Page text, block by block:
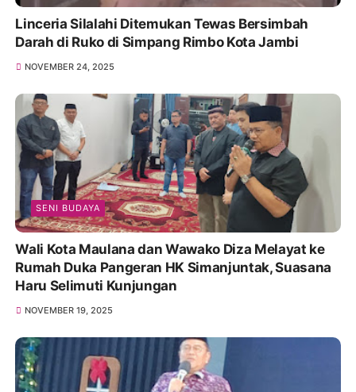
Linceria Silalahi Ditemukan Tewas Bersimbah
Darah di Ruko di Simpang Rimbo Kota Jambi
NOVEMBER 24, 2025
SENI BUDAYA
Wali Kota Maulana dan Wawako Diza Melayat ke
Rumah Duka Pangeran HK Simanjuntak, Suasana
Haru Selimuti Kunjungan
NOVEMBER 19, 2025